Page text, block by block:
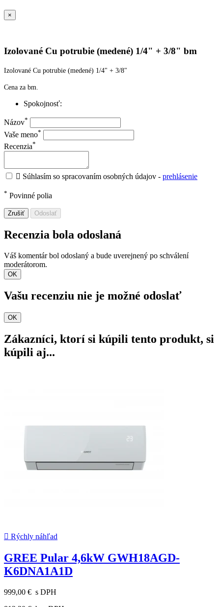
×
Izolované Cu potrubie (medené) 1/4" + 3/8" bm
Izolované Cu potrubie (medené) 1/4" + 3/8"
Cena za bm.
Spokojnosť:
Názov*
Vaše meno*
Recenzia*
 Súhlasím so spracovaním osobných údajov - prehlásenie
* Povinné polia
Zrušiť Odoslať
Recenzia bola odoslaná
Váš komentár bol odoslaný a bude uverejnený po schválení
moderátorom.
OK
Vašu recenziu nie je možné odoslať
OK
Zákazníci, ktorí si kúpili tento produkt, si
kúpili aj...
 Rýchly náhľad
GREE Pular 4,6kW GWH18AGD-
K6DNA1A1D
999,00 € s DPH